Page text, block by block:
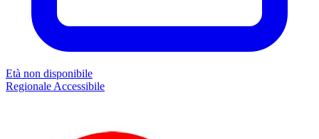
Età non disponibile
Regionale Accessibile